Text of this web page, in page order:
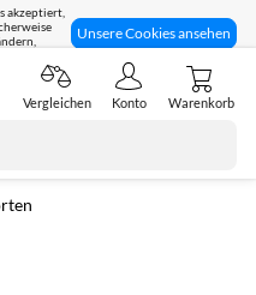
akzeptiert,
Unsere Cookies ansehen
für dich da!
Vergleichen Konto Warenkorb